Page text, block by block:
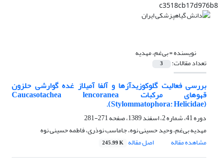
c3518cb17d976b8
نویسنده =بی‌غم، مهدیه
تعداد مقالات: 3
بررسی فعالیت گلوکوزیدآزها و آلفا آمیلاز غده گوارشی حلزون
قهوه‎ای مرکبات Caucasotachea lencoranea
(Stylommatophora: Helicidae).
دوره 41، شماره 2، اسفند 1389، صفحه
271-281
مهدیه بی‌غم، وحید حسینی نوه، جاماسب نوذری، فاطمه حسینی نوه
مشاهده مقاله
اصل مقاله 245.99 K